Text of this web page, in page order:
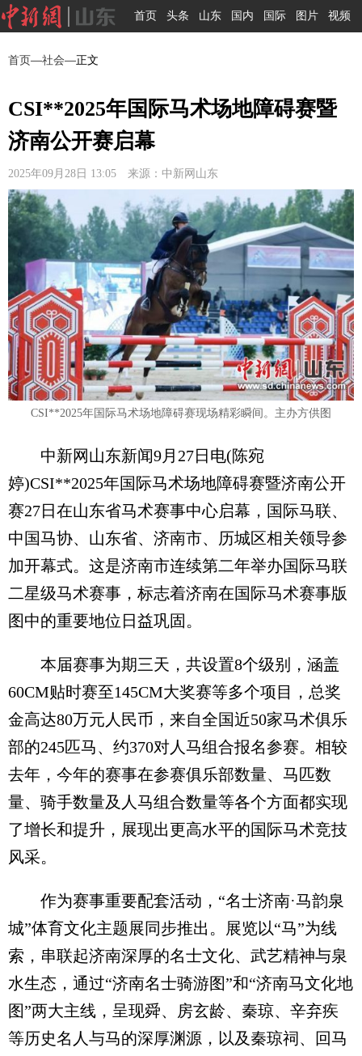
首页 头条 山东 国内 国际 图片 视频
首页—社会—正文
CSI**2025年国际马术场地障碍赛暨
济南公开赛启幕
2025年09月28日 13:05 来源：中新网山东
CSI**2025年国际马术场地障碍赛现场精彩瞬间。主办方供图
中新网山东新闻9月27日电(陈宛
婷)CSI**2025年国际马术场地障碍赛暨济南公开
赛27日在山东省马术赛事中心启幕，国际马联、
中国马协、山东省、济南市、历城区相关领导参
加开幕式。这是济南市连续第二年举办国际马联
二星级马术赛事，标志着济南在国际马术赛事版
图中的重要地位日益巩固。
本届赛事为期三天，共设置8个级别，涵盖
60CM贴时赛至145CM大奖赛等多个项目，总奖
金高达80万元人民币，来自全国近50家马术俱乐
部的245匹马、约370对人马组合报名参赛。相较
去年，今年的赛事在参赛俱乐部数量、马匹数
量、骑手数量及人马组合数量等各个方面都实现
了增长和提升，展现出更高水平的国际马术竞技
风采。
作为赛事重要配套活动，“名士济南·马韵泉
城”体育文化主题展同步推出。展览以“马”为线
索，串联起济南深厚的名士文化、武艺精神与泉
水生态，通过“济南名士骑游图”和“济南马文化地
图”两大主线，呈现舜、房玄龄、秦琼、辛弃疾
等历史名人与马的深厚渊源，以及秦琼祠、回马